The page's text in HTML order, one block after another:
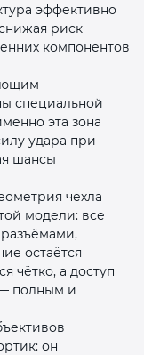
эффективно
риск
компонентов
специальной
эта зона
удара при
шансы
чехла
модели: все
остаётся
чётко, а доступ
полным и
он